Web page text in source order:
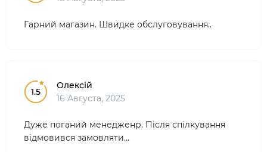
Гарний магазин. Швидке обслуговування..
1.5
Олексій
16 Августа, 2025
Дуже поганий менедженр. Після спілкування
відмовився замовляти...